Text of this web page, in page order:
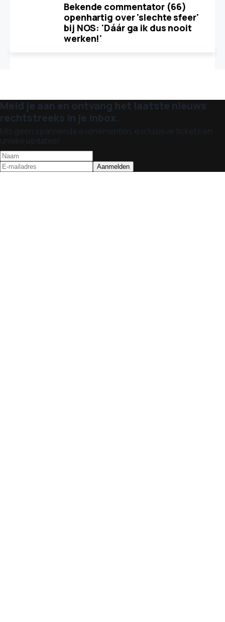
Bekende commentator (66)
openhartig over 'slechte sfeer'
bij NOS: 'Dáár ga ik dus nooit
werken!'
Meld je aan en ontvang het laatste nieuws
rechtstreeks in je inbox.
Mis geen spannende evenementen, exclusieve tickets en
unieke updates!